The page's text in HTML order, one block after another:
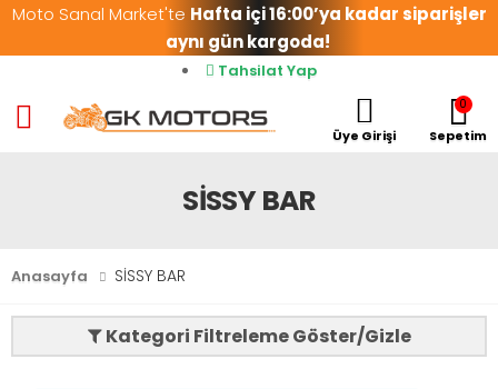
Moto Sanal Market'te Hafta içi 16:00’ya kadar siparişler
aynı gün kargoda!
Tahsilat Yap
Toggle mobile menuÜye Girişi
0
Sepetim
SİSSY BAR
Anasayfa SİSSY BAR
Kategori Filtreleme Göster/Gizle